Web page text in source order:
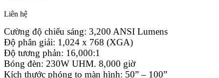
Liên hệ
Cường độ chiếu sáng: 3,200 ANSI Lumens
Độ phân giải: 1,024 x 768 (XGA)
Độ tương phản: 16,000:1
Bóng đèn: 230W UHM. 8,000 giờ
Kích thước phóng to màn hình: 50” – 100”